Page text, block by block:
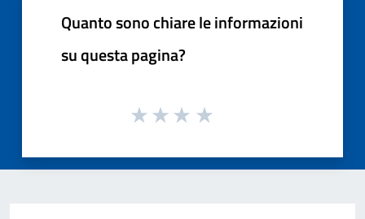
Quanto sono chiare le informazioni
su questa pagina?